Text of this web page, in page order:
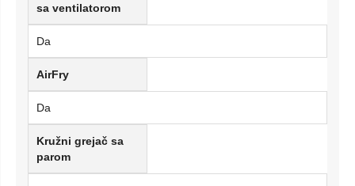
sa ventilatorom
Da
AirFry
Da
Kružni grejač sa
parom